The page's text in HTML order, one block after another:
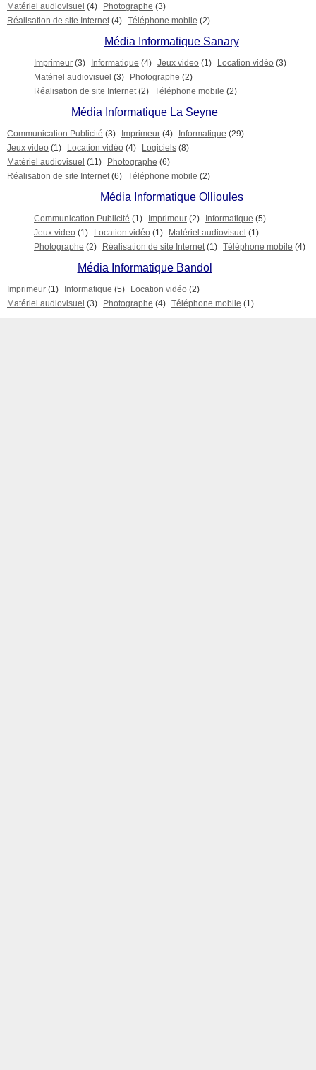
Matériel audiovisuel (4) Photographe (3)
Réalisation de site Internet (4) Téléphone mobile (2)
Média Informatique Sanary
Imprimeur (3) Informatique (4) Jeux video (1) Location vidéo (3)
Matériel audiovisuel (3) Photographe (2)
Réalisation de site Internet (2) Téléphone mobile (2)
Média Informatique La Seyne
Communication Publicité (3) Imprimeur (4) Informatique (29)
Jeux video (1) Location vidéo (4) Logiciels (8)
Matériel audiovisuel (11) Photographe (6)
Réalisation de site Internet (6) Téléphone mobile (2)
Média Informatique Ollioules
Communication Publicité (1) Imprimeur (2) Informatique (5)
Jeux video (1) Location vidéo (1) Matériel audiovisuel (1)
Photographe (2) Réalisation de site Internet (1) Téléphone mobile (4)
Média Informatique Bandol
Imprimeur (1) Informatique (5) Location vidéo (2)
Matériel audiovisuel (3) Photographe (4) Téléphone mobile (1)